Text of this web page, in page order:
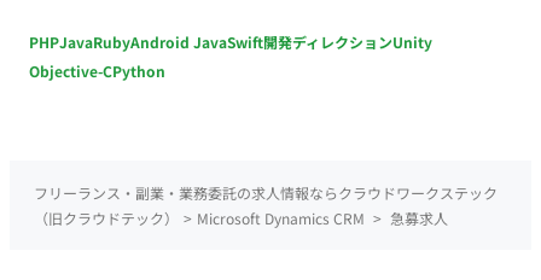
PHPJavaRubyAndroid JavaSwift開発ディレクションUnity
Objective-CPython
フリーランス・副業・業務委託の求人情報ならクラウドワークステック
（旧クラウドテック）
> Microsoft Dynamics CRM > 急募求人